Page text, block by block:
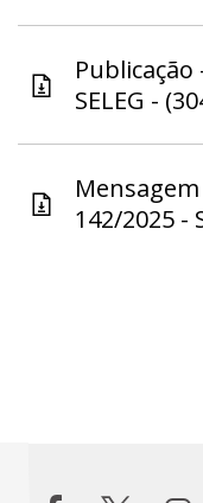
Publicação
SELEG -
142/2025 -